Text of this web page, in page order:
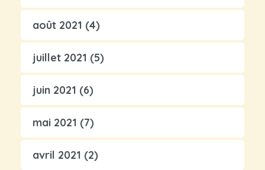
août 2021 (4)
juillet 2021 (5)
juin 2021 (6)
mai 2021 (7)
avril 2021 (2)